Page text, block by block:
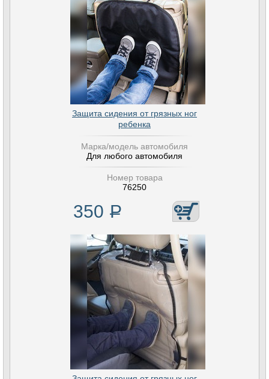
Защита сидения от грязных ног
ребенка
Марка/модель автомобиля
Для любого автомобиля
Номер товара
76250
350 Р